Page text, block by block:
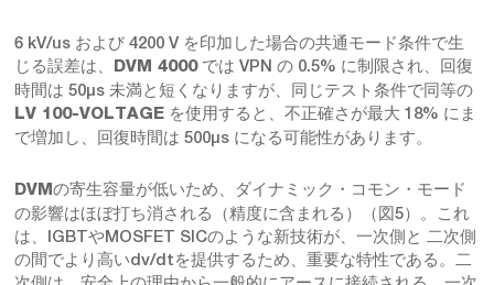
6 kV/us および 4200 V を印加した場合の共通モード条件で生
じる誤差は、
DVM 4000では VPN の 0.5% に制限され、回復
時間は 50μs 未満と短くなりますが、同じテスト条件で同等の
LV 100-VOLTAGE を使用すると、不正確さが最大 ​​18% にま
で増加し、回復時間は 500μs になる可能性があります。
DVM の寄生容量が低いため、ダイナミック・コモン・モード
の影響はほぼ打ち消される（精度に含まれる）（図5）。これ
は、IGBTやMOSFET SICのような新技術が、一次側と 二次側
の間でより高いdv/dtを提供するため、重要な特性である。二